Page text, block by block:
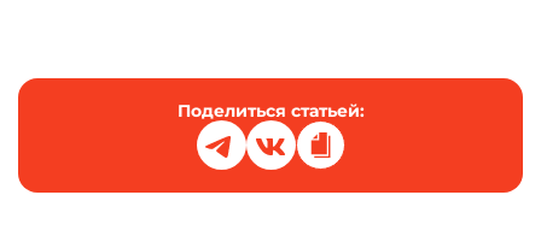
Поделиться статьей: